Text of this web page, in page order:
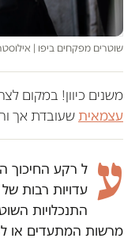
שוטרים מפקחים ביפו |
משנים כיוון! במקום
עצמאיתשעובדת אך
ע ל רקע החיכוך
עדויות רבות
התנכלויות
מרשות המתעדים או